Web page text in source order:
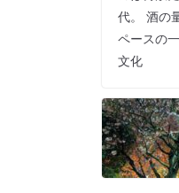
代。 酒の
ペースの
文化